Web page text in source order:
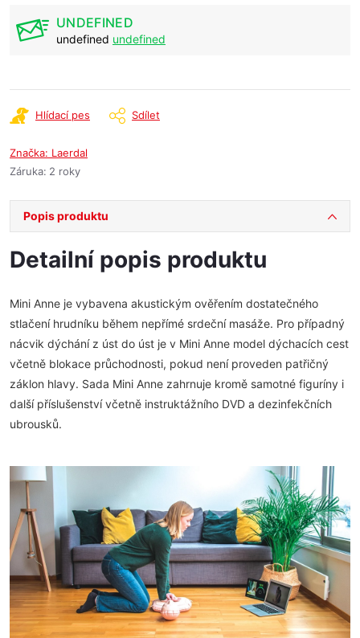
UNDEFINED
undefined undefined
Hlídací pes Sdílet
Značka: Laerdal
Záruka: 2 roky
Popis produktu
Detailní popis produktu
Mini Anne je vybavena akustickým ověřením dostatečného
stlačení hrudníku během nepřímé srdeční masáže. Pro případný
nácvik dýchání z úst do úst je v Mini Anne model dýchacích cest
včetně blokace průchodnosti, pokud není proveden patřičný
záklon hlavy. Sada Mini Anne zahrnuje kromě samotné figuríny i
další příslušenství včetně instruktážního DVD a dezinfekčních
ubrousků.